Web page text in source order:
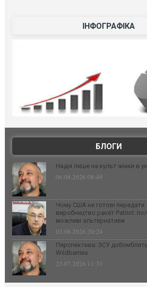
ІНФОГРАФІКА
БЛОГИ
Надія лише на культ жінки в
06.08.2026 08:49
Чому США не готові передати
виробництво ракет Patriot:
можливі альтернативи
03.08.2026 20:24
Перспектива: ЗСУ добомблять
Wildberries
23.07.2026 11:31